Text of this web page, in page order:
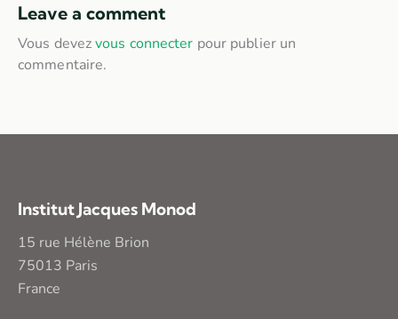
Leave a comment
Vous devezvous connecter pour publier un
commentaire.
Institut Jacques Monod
15 rue Hélène Brion
75013 Paris
France